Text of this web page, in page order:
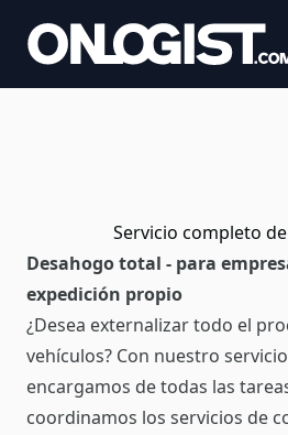
Servicio completo de
Desahogo total - para
expedición propio
¿Desea externalizar todo el
vehículos? Con nuestro
encargamos de todas las
coordinamos los servicios de